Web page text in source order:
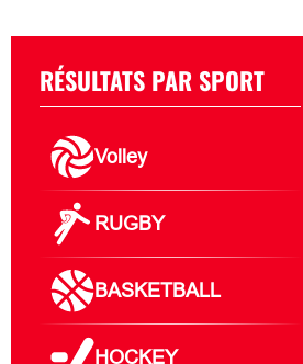
RÉSULTATS PAR SPORT
Volley
RUGBY
BASKETBALL
HOCKEY